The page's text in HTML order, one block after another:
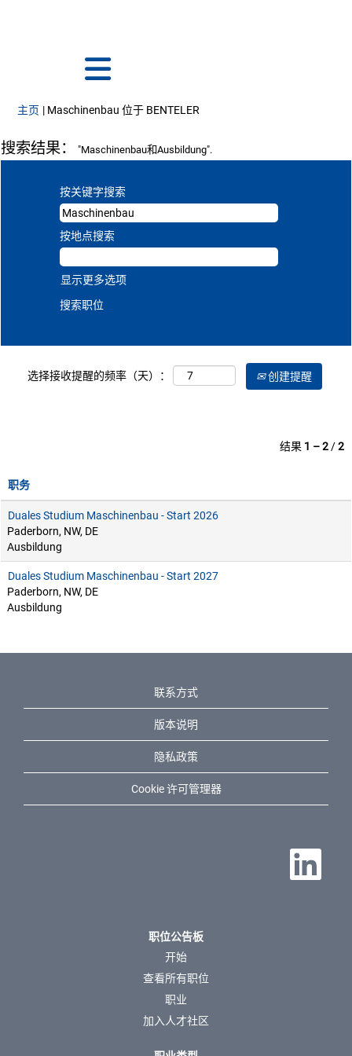
主页 | Maschinenbau 位于 BENTELER
搜索结果： "Maschinenbau和Ausbildung".
按关键字搜索
按地点搜索
显示更多选项
选择接收提醒的频率（天）： 创建提醒
结果 1 – 2 /2
职务
Duales Studium Maschinenbau - Start 2026
Paderborn, NW, DE
Ausbildung
Duales Studium Maschinenbau - Start 2027
Paderborn, NW, DE
Ausbildung
联系方式
版本说明
隐私政策
Cookie 许可管理器
在新选项卡
职位公告板
开始
查看所有职位
职业
加入人才社区